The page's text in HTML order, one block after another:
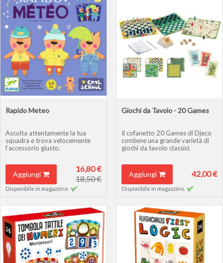
Rapido Meteo
Ascolta attentamente la tua
squadra e trova velocemente
l’accessorio giusto.
Aggiungi
16,80 €
18,50 €
Disponibile in magazzino.
Giochi da Tavolo - 20 Games
Il cofanetto 20 Games di Djeco
contiene una grande varietà di
giochi da tavolo classici.
Aggiungi 42,00 €
Disponibile in magazzino.